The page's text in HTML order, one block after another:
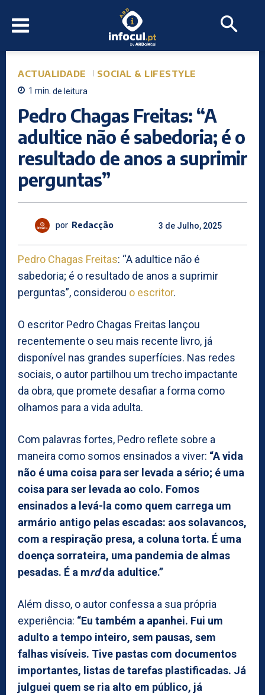
ACTUALIDADE SOCIAL & LIFESTYLE
1 min. de leitura
Pedro Chagas Freitas: “A
adultice não é sabedoria; é o
resultado de anos a suprimir
perguntas”
por Redacção 3 de Julho, 2025
Pedro Chagas Freitas: “A adultice não é
sabedoria; é o resultado de anos a suprimir
perguntas”, considerou o escritor.
O escritor Pedro Chagas Freitas lançou
recentemente o seu mais recente livro, já
disponível nas grandes superfícies. Nas redes
sociais, o autor partilhou um trecho impactante
da obra, que promete desafiar a forma como
olhamos para a vida adulta.
Com palavras fortes, Pedro reflete sobre a
maneira como somos ensinados a viver: “A vida
não é uma coisa para ser levada a sério; é uma
coisa para ser levada ao colo. Fomos
ensinados a levá-la como quem carrega um
armário antigo pelas escadas: aos solavancos,
com a respiração presa, a coluna torta. É uma
doença sorrateira, uma pandemia de almas
pesadas. É a mrdda adultice.”
Além disso, o autor confessa a sua própria
experiência: “Eu também a apanhei. Fui um
adulto a tempo inteiro, sem pausas, sem
falhas visíveis. Tive pastas com documentos
importantes, listas de tarefas plastificadas. Já
julguei quem se ria alto em público, já